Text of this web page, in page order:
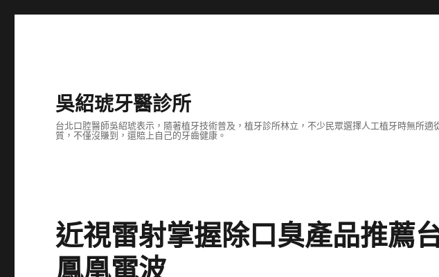
吳紹琥牙醫診所
台北口腔醫師吳紹琥表示，隨著植牙技術普及，植牙診所林立，不少民眾選擇人工植牙時無所
質，不僅沒賺到，還賠上自己的牙齒健康。
近視雷射掌握除口臭產品推薦
鳳凰電波